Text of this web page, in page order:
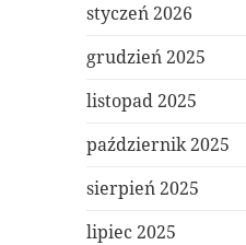
styczeń 2026
grudzień 2025
listopad 2025
październik 2025
sierpień 2025
lipiec 2025